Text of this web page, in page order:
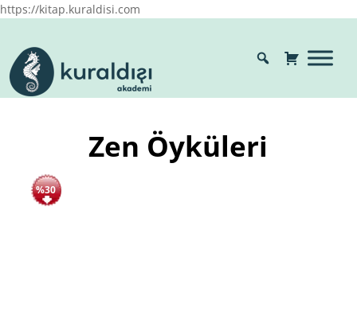
https://kitap.kuraldisi.com
Zen Öyküleri
%30